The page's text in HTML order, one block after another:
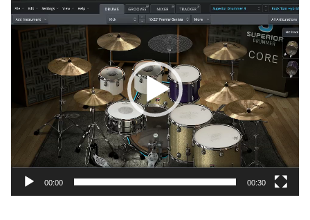
画
プ
レ
00:00 00:30